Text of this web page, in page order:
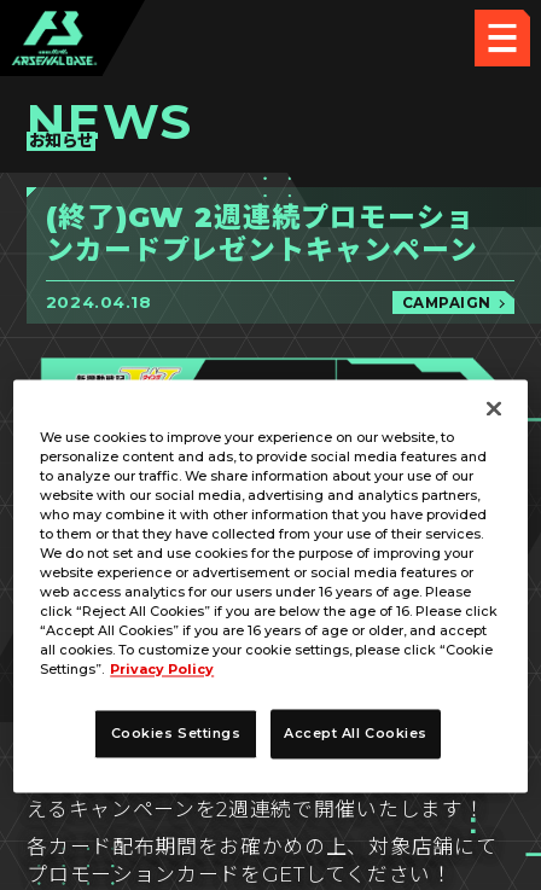
NEWS
お知らせ
(終了)GW 2週連続プロモーショ
ンカードプレゼントキャンペーン
2024.04.18 CAMPAIGN
GW(ゴールデンウィーク)にGW(『新機動戦記ガ
えるキャンペーンを2週連続で開催いたします！
各カード配布期間をお確かめの上、対象店舗にて
プロモーションカードをGETしてください！
We use cookies to improve your experience on our website, to
personalize content and ads, to provide social media features and
to analyze our traffic. We share information about your use of our
website with our social media, advertising and analytics partners,
who may combine it with other information that you have provided
to them or that they have collected from your use of their services.
We do not set and use cookies for the purpose of improving your
website experience or advertisement or social media features or
web access analytics for our users under 16 years of age. Please
click “Reject All Cookies” if you are below the age of 16. Please click
“Accept All Cookies” if you are 16 years of age or older, and accept
all cookies. To customize your cookie settings, please click “Cookie
Settings”. Privacy Policy
Cookies Settings Accept All Cookies